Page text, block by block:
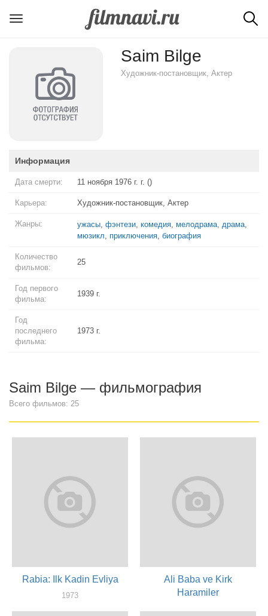
Saim Bilge
Художник-постановщик, Актер
Информация
Дата смерти: 11 ноября 1976 г. г. ()
Карьера: Художник-постановщик, Актер
Жанры: ужасы фэнтези комедия мелодрама драма
мюзикл
приключения биография
Количество
фильмов:
25
Год первого
фильма:
1939 г.
Год
последнего
фильма:
1973 г.
Saim Bilge — фильмография
Всего фильмов: 25
Rabia: Ilk Kadin Evliya
1973
Ali Baba ve Kirk
Haramiler